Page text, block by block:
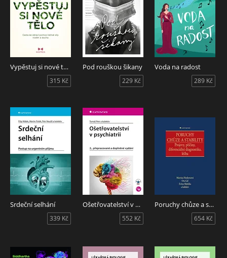
Vypěstuj si nové tělo
315 Kč
Pod rouškou šikany
229 Kč
Voda na radost
289 Kč
Srdeční selhání
339 Kč
Ošetřovatelství v psychiatrii
552 Kč
Poruchy chůze a stability
654 Kč